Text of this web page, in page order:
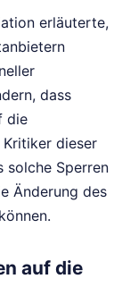
erläuterte,
dass
die
dieser
solche Sperren
Änderung des
auf die